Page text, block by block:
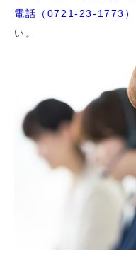
電話（0721-23-1773）
い。